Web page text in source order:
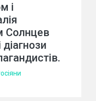
і
Солнцев